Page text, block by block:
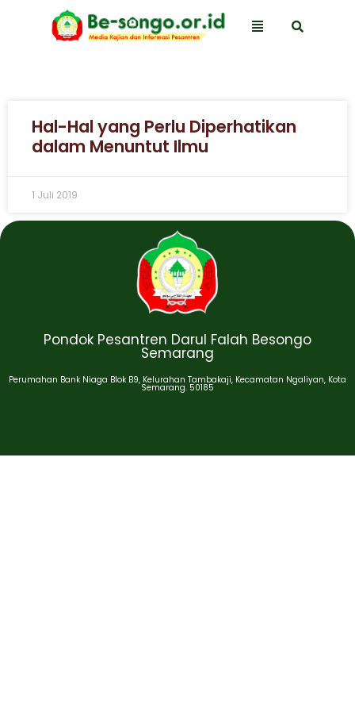
Hal-Hal yang Perlu Diperhatikan
dalam Menuntut Ilmu
1 Juli 2019
Pondok Pesantren Darul Falah Besongo
Semarang
Perumahan Bank Niaga Blok B9, Kelurahan Tambakaji, Kecamatan Ngaliyan, Kota
Semarang. 50185